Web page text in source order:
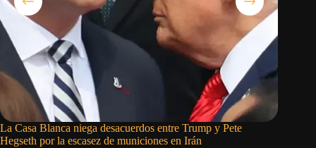
La Casa Blanca niega desacuerdos entre Trump y Pete
Hegseth por la escasez de municiones en Irán